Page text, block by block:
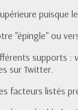
puisque
"épingle" ou
supports
sur Twitter.
facteurs listés